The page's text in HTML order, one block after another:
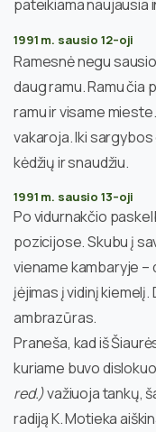
pateikiama naujausia
1991 m. sausio 12–oji
Ramesnė negu
daug ramu. Ramu čia
ramu ir visame
vakaroja. Iki
kėdžių ir snaudžiu.
1991 m. sausio 13–oji
Po vidurnakčio
pozicijose. Skubu į
viename kambaryje –
įėjimas į vidinį
ambrazūras.
Praneša, kad iš
kuriame buvo
red.)važiuoja tankų,
radiją K. Motieka